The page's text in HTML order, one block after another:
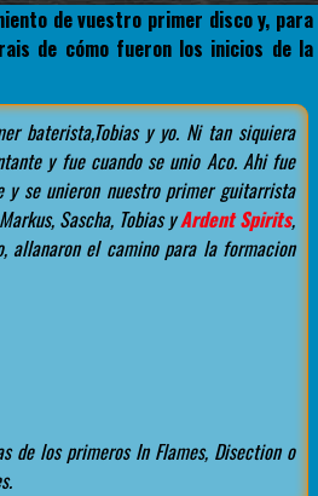
de vuestro primer disco y, para
de cómo fueron los inicios de la
baterista,Tobias y yo. Ni tan siquiera
y fue cuando se unio Aco. Ahi fue
y se unieron nuestro primer guitarrista
Sascha, Tobias yArdent Spirits,
allanaron el camino para la formacion
de los primeros In Flames, Disection o